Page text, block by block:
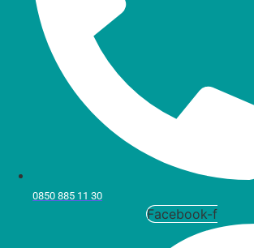
0850 885 11 30
Facebook-f